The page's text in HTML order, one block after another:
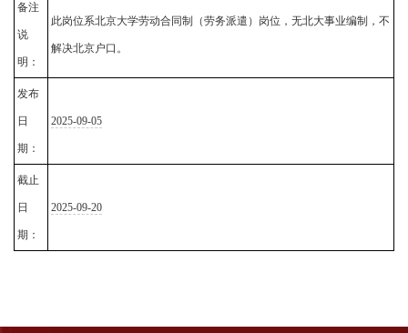
备注
说
明：
此岗位系北京大学劳动合同制（劳务派遣）岗位，无北大事业编制，不
解决北京户口。
发布
日
期：
2025-09-05
截止
日
期：
2025-09-20